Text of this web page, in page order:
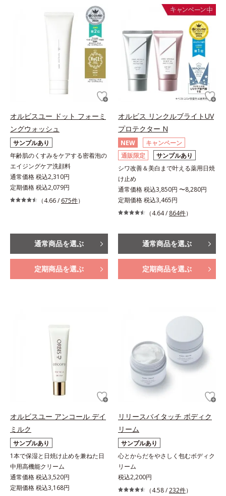
オルビスユー ドット フォーミ
ングウォッシュ
サンプルあり
年齢肌のくすみをケアする密着泡の
エイジングケア洗顔料
通常価格 税込2,310円
定期価格 税込2,079円
（4.66 / 675件）
通常商品を選ぶ
定期商品を選ぶ
オルビス リンクルブライトUV
プロテクター N
NEW
キャンペーン
通販限定
サンプルあり
シワ改善＆美白まで叶える薬用日焼
け止め
通常価格 税込3,850円 〜8,280円
定期価格 税込3,465円
（4.64 / 864件）
通常商品を選ぶ
定期商品を選ぶ
オルビスユー アンコール デイ
ミルク
サンプルあり
1本で保湿と日焼け止めを兼ねた日
中用高機能クリーム
通常価格 税込3,520円
定期価格 税込3,168円
リリースバイタッチ ボディク
リーム
サンプルあり
心とからだをやさしく包むボディク
リーム
税込2,200円
（4.58 /232件）